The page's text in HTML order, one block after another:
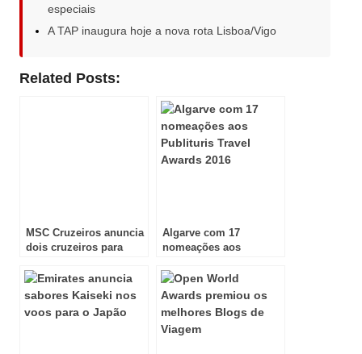
especiais
A TAP inaugura hoje a nova rota Lisboa/Vigo
Related Posts:
MSC Cruzeiros anuncia
dois cruzeiros para
Algarve com 17
nomeações aos
Awards 2016